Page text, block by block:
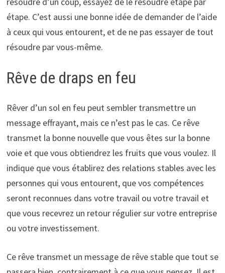
étape. C’est aussi une bonne idée de demander de l’aide
à ceux qui vous entourent, et de ne pas essayer de tout
résoudre par vous-même.
Rêve de draps en feu
Rêver d’un sol en feu peut sembler transmettre un
message effrayant, mais ce n’est pas le cas. Ce rêve
transmet la bonne nouvelle que vous êtes sur la bonne
voie et que vous obtiendrez les fruits que vous voulez. Il
indique que vous établirez des relations stables avec les
personnes qui vous entourent, que vos compétences
seront reconnues dans votre travail ou votre travail et
que vous recevrez un retour régulier sur votre entreprise
ou votre investissement.
Ce rêve transmet un message de rêve stable que tout se